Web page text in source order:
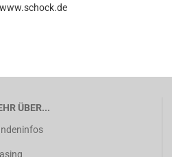
www.schock.de
ÜBER...